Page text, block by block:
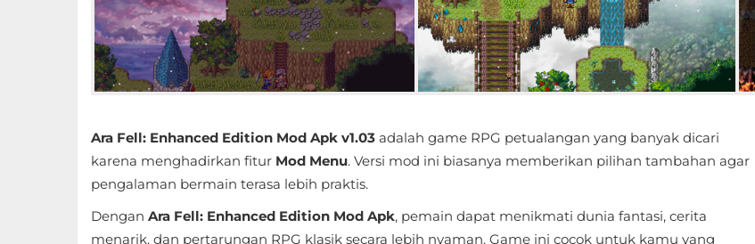
Educational
Hypercasual
Ara Fell: Enhanced Edition Mod Apk v1.03 adalah game RPG petualangan yang banyak dicari
karena menghadirkan fitur Mod Menu. Versi mod ini biasanya memberikan pilihan tambahan agar
pengalaman bermain terasa lebih praktis.
Dengan Ara Fell: Enhanced Edition Mod Apk, pemain dapat menikmati dunia fantasi, cerita
menarik, dan pertarungan RPG klasik secara lebih nyaman. Game ini cocok untuk kamu yang